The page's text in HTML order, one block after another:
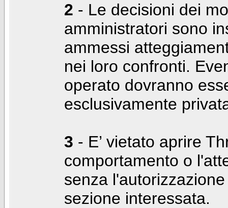
2 - Le decisioni dei
amministratori sono
ammessi
nei loro confronti.
operato dovranno
esclusivamente
3 - E’ vietato aprire
comportamento o
senza
sezione interessata.